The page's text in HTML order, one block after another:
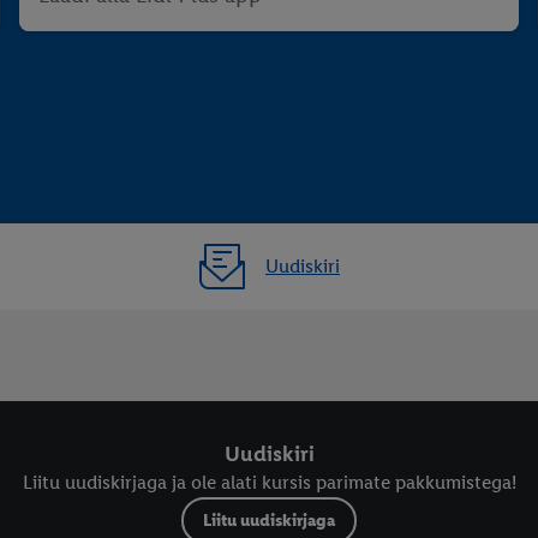
Uudiskiri
Uudiskiri
Liitu uudiskirjaga ja ole alati kursis parimate pakkumistega!
Liitu uudiskirjaga